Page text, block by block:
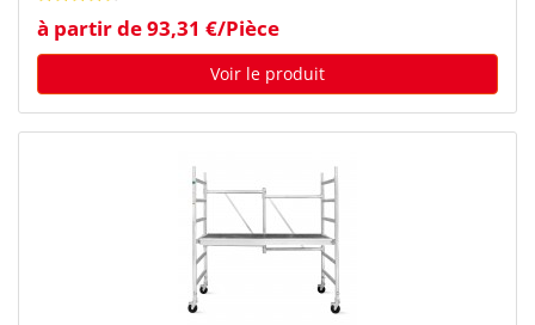
à partir de 93,31 €/Pièce
Voir le produit